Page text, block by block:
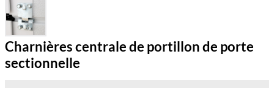
Charnières centrale de portillon de porte
sectionnelle